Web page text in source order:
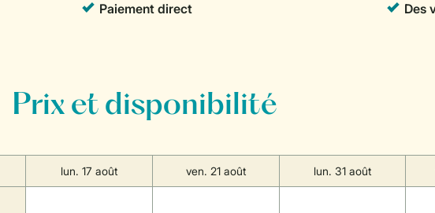
Prix et disponibilité
lun. 17 août ven. 21 août lun. 31 août